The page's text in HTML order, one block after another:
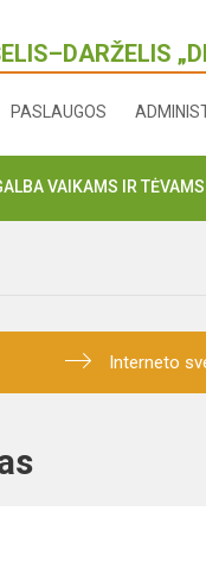
PASLAUGOS
VAIKAMS IR TĖVAMS
Interneto